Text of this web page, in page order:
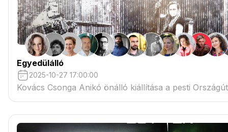
Egyedülálló
2025-10-27 17:00:00
Kovács Csonga Anikó önálló kiállítása a pesti